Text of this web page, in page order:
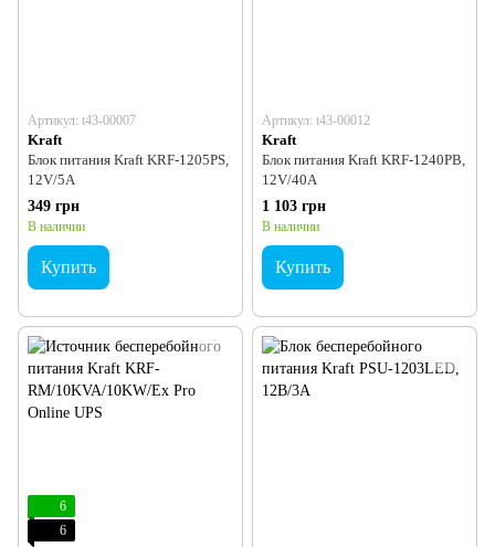
Артикул: t43-00007
Kraft
Блок питания Kraft KRF-1205PS,
12V/5A
349 грн
В наличии
Купить
Артикул: t43-00012
Kraft
Блок питания Kraft KRF-1240PB,
12V/40A
1 103 грн
В наличии
Купить
6
6